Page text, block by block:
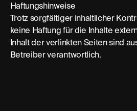
Haftungshinweise
Trotz sorgfältiger inhaltlicher
keine Haftung für die Inhalte
Inhalt der verlinkten Seiten sind
Betreiber verantwortlich.